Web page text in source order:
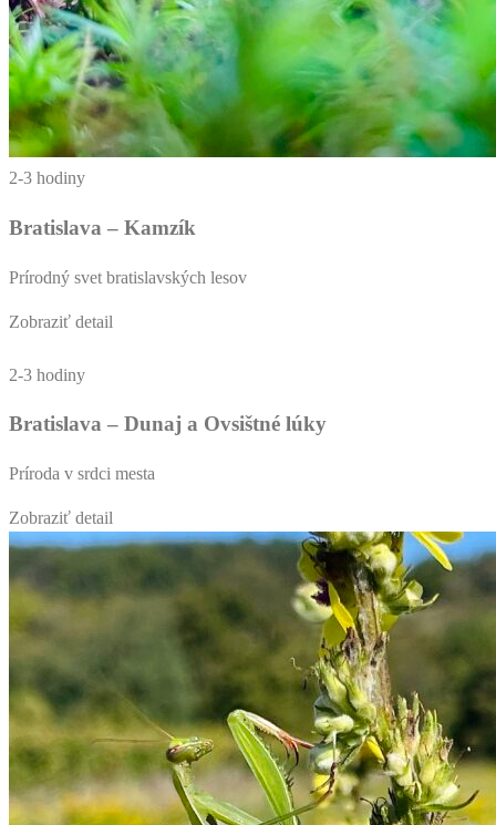
2-3 hodiny
Bratislava – Kamzík
Prírodný svet bratislavských lesov
Zobraziť detail
2-3 hodiny
Bratislava – Dunaj a Ovsištné lúky
Príroda v srdci mesta
Zobraziť detail